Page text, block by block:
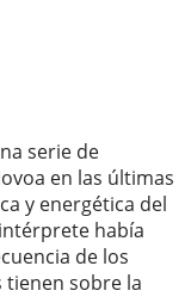
serie de
en las últimas
y energética del
había
de los
tienen sobre la